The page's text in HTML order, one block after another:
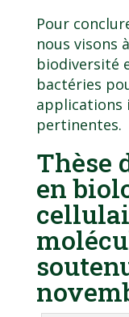
Pour
nous visons
biodiversité
bactéries
applications
pertinentes.
Thèse
en